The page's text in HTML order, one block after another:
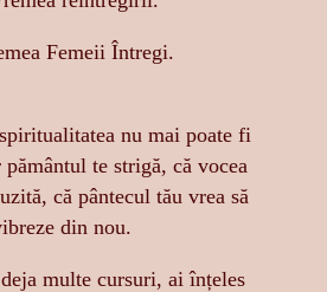
Femeii Întregi.
nu mai poate fi
te strigă, că vocea
că pântecul tău vrea să
din nou.
multe cursuri, ai înțeles